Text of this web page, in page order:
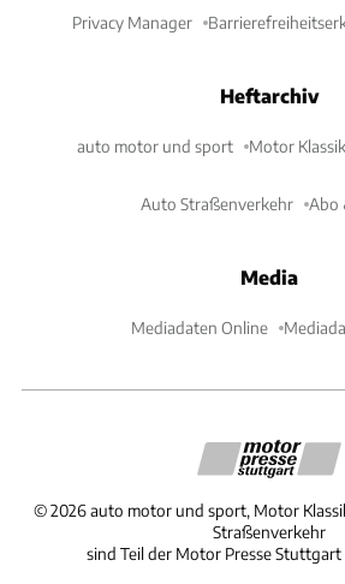
Privacy Manager
Heftarchiv
auto motor und sport Motor Klassik
Auto Straßenverkehr Abo
Media
Mediadaten Online
©2026 auto motor und sport, Motor
Straßenverkehr
sind Teil der Motor Presse Stuttgart